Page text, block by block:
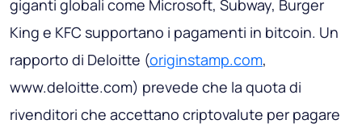
giganti globali come Microsoft, Subway, Burger
King e KFC supportano i pagamenti in bitcoin. Un
rapporto di Deloitte (originstamp.com,
www.deloitte.com) prevede che la quota di
rivenditori che accettano criptovalute per pagare